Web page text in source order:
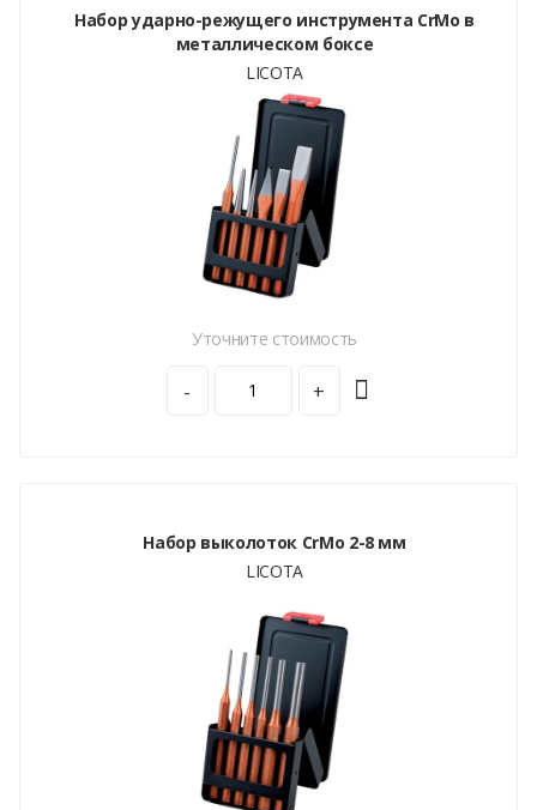
Набор ударно-режущего инструмента CrMo в
металлическом боксе
LICOTA
Уточните стоимость
- +
Набор выколоток CrMo 2-8 мм
LICOTA